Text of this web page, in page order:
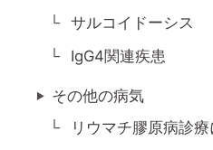
サルコイドーシス
IgG4関連疾患
その他の病気
リウマチ膠原病診